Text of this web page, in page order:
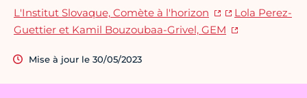
L'Institut Slovaque, Comète à l'horizon
Lola Perez-
Guettier et Kamil Bouzoubaa-Grivel, GEM
Mise à jour le 30/05/2023